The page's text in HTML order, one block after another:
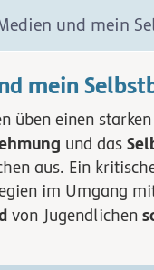
mein
üben einen starken
und das
aus. Ein
im Umgang
von Jugendlichen